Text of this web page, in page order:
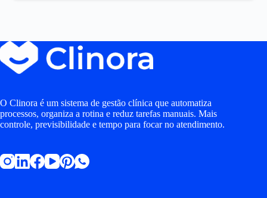
O Clinora é um sistema de gestão clínica que automatiza
processos, organiza a rotina e reduz tarefas manuais. Mais
controle, previsibilidade e tempo para focar no atendimento.